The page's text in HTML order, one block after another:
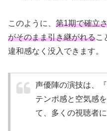
このように、 第1期で確立
がそのまま引き継がれるこ
違和感なく没入できます。
声優陣の演技は、
テンポ感と空気感
て、多くの視聴者